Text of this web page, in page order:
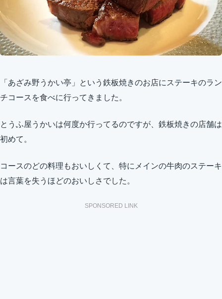
「あざみ野うかい亭」という鉄板焼きのお店にステーキのラン
チコースを食べに行ってきました。
とうふ屋うかいは何度か行ってるのですが、鉄板焼きの店舗は
初めて。
コースのどの料理もおいしくて、特にメインの牛肉のステーキ
は言葉を失うほどのおいしさでした。
SPONSORED LINK